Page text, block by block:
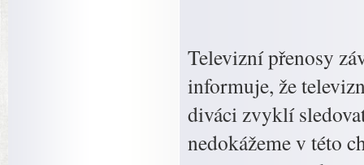
Televizní přenosy
informuje, že
diváci zvyklí
nedokážeme v této